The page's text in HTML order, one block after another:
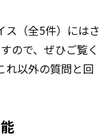
ス（全5件）にはさ
ので、ぜひご覧く
れ以外の質問と回